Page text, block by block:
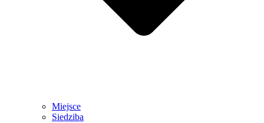
Miejsce
Siedziba